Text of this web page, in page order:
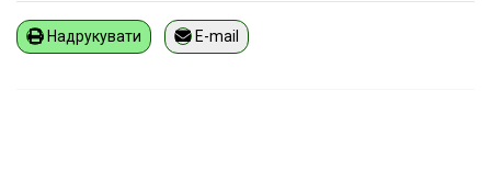
Надрукувати E-mail